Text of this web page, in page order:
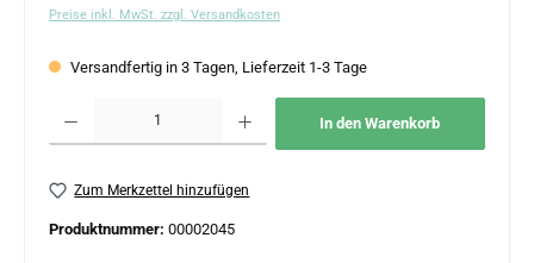
Preise inkl. MwSt. zzgl. Versandkosten
Versandfertig in 3 Tagen, Lieferzeit 1-3 Tage
In den Warenkorb
Zum Merkzettel hinzufügen
Produktnummer: 00002045